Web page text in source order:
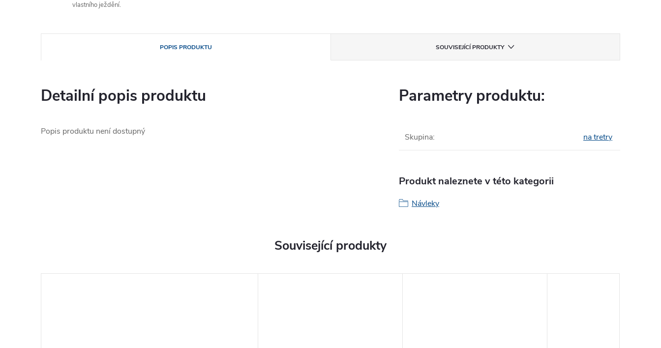
vlastního ježdění.
POPIS PRODUKTU SOUVISEJÍCÍ PRODUKTY
Detailní popis produktu
Popis produktu není dostupný
Parametry produktu:
Skupina: na tretry
Produkt naleznete v této kategorii
Návleky
Související produkty